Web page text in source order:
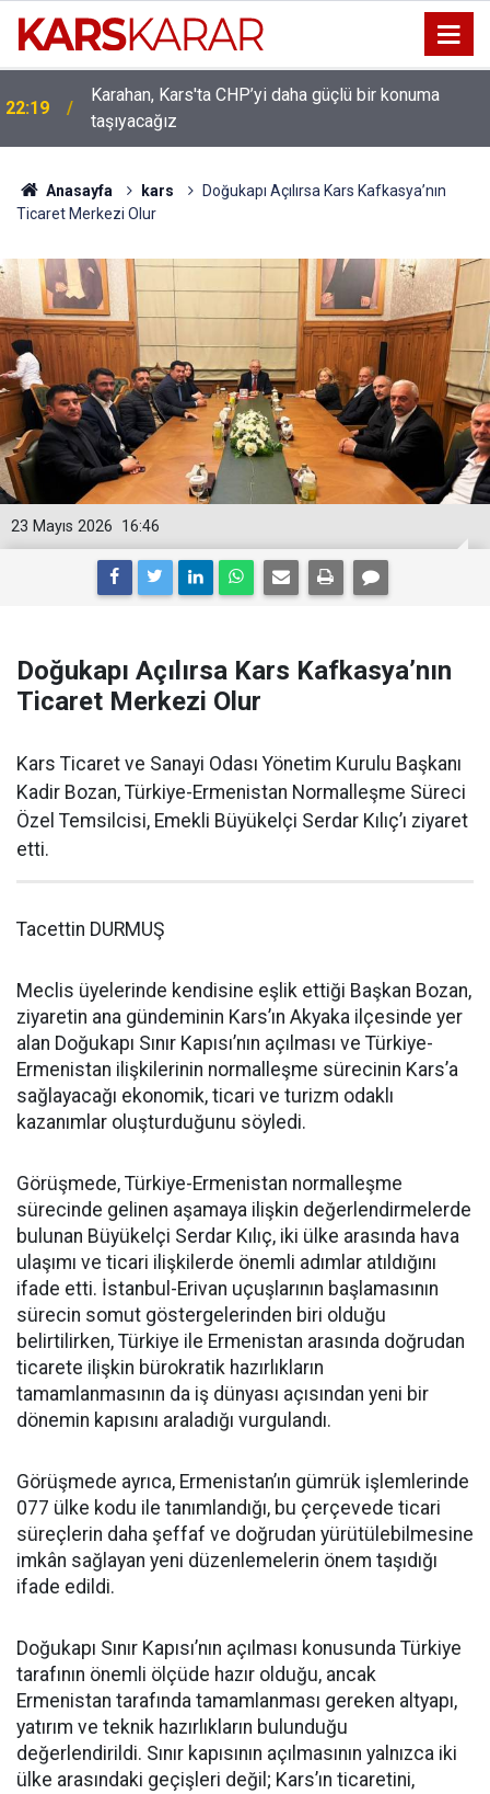
16:15
Uludaşdemir, YENİ Parti’nin kurucu il başkanlığı
görevine getirildi
Anasayfa kars
Doğukapı Açılırsa Kars Kafkasya’nın
Ticaret Merkezi Olur
16:46
23 Mayıs 2026
Doğukapı Açılırsa Kars Kafkasya’nın
Ticaret Merkezi Olur
Kars Ticaret ve Sanayi Odası Yönetim Kurulu Başkanı
Kadir Bozan, Türkiye-Ermenistan Normalleşme Süreci
Özel Temsilcisi, Emekli Büyükelçi Serdar Kılıç’ı ziyaret
etti.
Tacettin DURMUŞ
Meclis üyelerinde kendisine eşlik ettiği Başkan Bozan,
ziyaretin ana gündeminin Kars’ın Akyaka ilçesinde yer
alan Doğukapı Sınır Kapısı’nın açılması ve Türkiye-
Ermenistan ilişkilerinin normalleşme sürecinin Kars’a
sağlayacağı ekonomik, ticari ve turizm odaklı
kazanımlar oluşturduğunu söyledi.
Görüşmede, Türkiye-Ermenistan normalleşme
sürecinde gelinen aşamaya ilişkin değerlendirmelerde
bulunan Büyükelçi Serdar Kılıç, iki ülke arasında hava
ulaşımı ve ticari ilişkilerde önemli adımlar atıldığını
ifade etti. İstanbul-Erivan uçuşlarının başlamasının
sürecin somut göstergelerinden biri olduğu
belirtilirken, Türkiye ile Ermenistan arasında doğrudan
ticarete ilişkin bürokratik hazırlıkların
tamamlanmasının da iş dünyası açısından yeni bir
dönemin kapısını araladığı vurgulandı.
Görüşmede ayrıca, Ermenistan’ın gümrük işlemlerinde
077 ülke kodu ile tanımlandığı, bu çerçevede ticari
süreçlerin daha şeffaf ve doğrudan yürütülebilmesine
imkân sağlayan yeni düzenlemelerin önem taşıdığı
ifade edildi.
Doğukapı Sınır Kapısı’nın açılması konusunda Türkiye
tarafının önemli ölçüde hazır olduğu, ancak
Ermenistan tarafında tamamlanması gereken altyapı,
yatırım ve teknik hazırlıkların bulunduğu
değerlendirildi. Sınır kapısının açılmasının yalnızca iki
ülke arasındaki geçişleri değil; Kars’ın ticaretini,